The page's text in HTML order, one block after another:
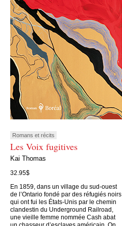
Romans et récits
Les Voix fugitives
Kai Thomas
32.95$
En 1859, dans un village du sud-ouest
de l’Ontario fondé par des réfugiés noirs
qui ont fui les États-Unis par le chemin
clandestin du Underground Railroad,
une vieille femme nommée Cash abat